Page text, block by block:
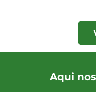
Aqui